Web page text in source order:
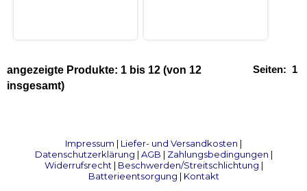
Seiten: 1
angezeigte Produkte: 1 bis 12 (von 12
insgesamt)
Impressum | Liefer- und Versandkosten |
Datenschutzerklärung | AGB | Zahlungsbedingungen |
Widerrufsrecht| Beschwerden/Streitschlichtung |
Batterieentsorgung | Kontakt